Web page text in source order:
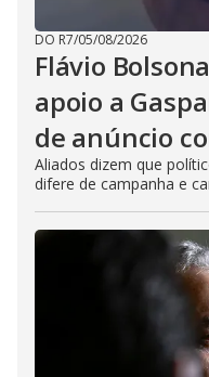
DO R7/05/08/2026
Flávio
apoio a
de anúncio
Aliados dizem que
difere de campanha e